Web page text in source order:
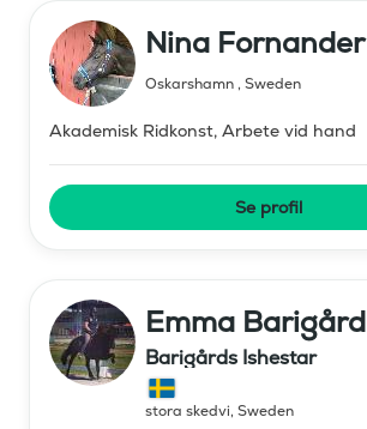
Nina Fornander
Oskarshamn, Sweden
Akademisk Ridkonst, Arbete vid hand
Se profil
Emma Barigård
Barigårds Ishestar
stora skedvi, Sweden